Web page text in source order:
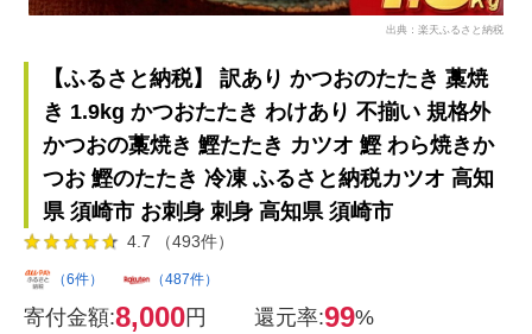
出典：楽天ふるさと納税
【ふるさと納税】 訳あり かつおのたたき 藁焼
き 1.9kg かつおたたき わけあり 不揃い 規格外
かつおの藁焼き 鰹たたき カツオ 鰹 わら焼きか
つお 鰹のたたき 冷凍 ふるさと納税カツオ 高知
県 須崎市 お刺身 刺身 高知県 須崎市
4.7 （493件）
（6件） （487件）
寄付金額:8,000円 還元率:99%